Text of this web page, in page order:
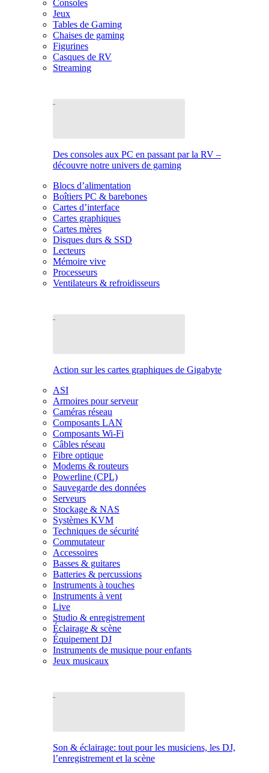
Consoles
Jeux
Tables de Gaming
Chaises de gaming
Figurines
Casques de RV
Streaming
Des consoles aux PC en passant par la RV –
découvre notre univers de gaming
Blocs d’alimentation
Boîtiers PC & barebones
Cartes d’interface
Cartes graphiques
Cartes mères
Disques durs & SSD
Lecteurs
Mémoire vive
Processeurs
Ventilateurs & refroidisseurs
Action sur les cartes graphiques de Gigabyte
ASI
Armoires pour serveur
Caméras réseau
Composants LAN
Composants Wi-Fi
Câbles réseau
Fibre optique
Modems & routeurs
Powerline (CPL)
Sauvegarde des données
Serveurs
Stockage & NAS
Systèmes KVM
Techniques de sécurité
Commutateur
Accessoires
Basses & guitares
Batteries & percussions
Instruments à touches
Instruments à vent
Live
Studio & enregistrement
Éclairage & scène
Équipement DJ
Instruments de musique pour enfants
Jeux musicaux
Son & éclairage: tout pour les musiciens, les DJ,
l’enregistrement et la scène